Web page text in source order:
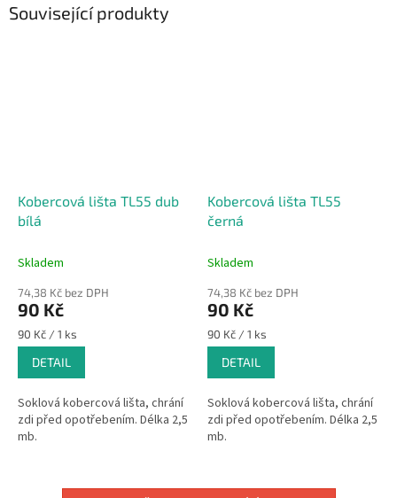
Související produkty
Kobercová lišta TL55 dub
bílá
Skladem
74,38 Kč bez DPH
90 Kč
Měrná
cena:
90 Kč / 1 ks
DETAIL
Soklová kobercová lišta, chrání
zdi před opotřebením. Délka 2,5
mb.
Kobercová lišta TL55
černá
Skladem
74,38 Kč bez DPH
90 Kč
Měrná
cena:
90 Kč / 1 ks
DETAIL
Soklová kobercová lišta, chrání
zdi před opotřebením. Délka 2,5
mb.